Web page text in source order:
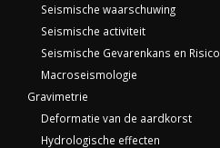
Seismische waarschuwing
Seismische activiteit
Seismische Gevarenkans en Risico
Macroseismologie
Gravimetrie
Deformatie van de aardkorst
Hydrologische effecten